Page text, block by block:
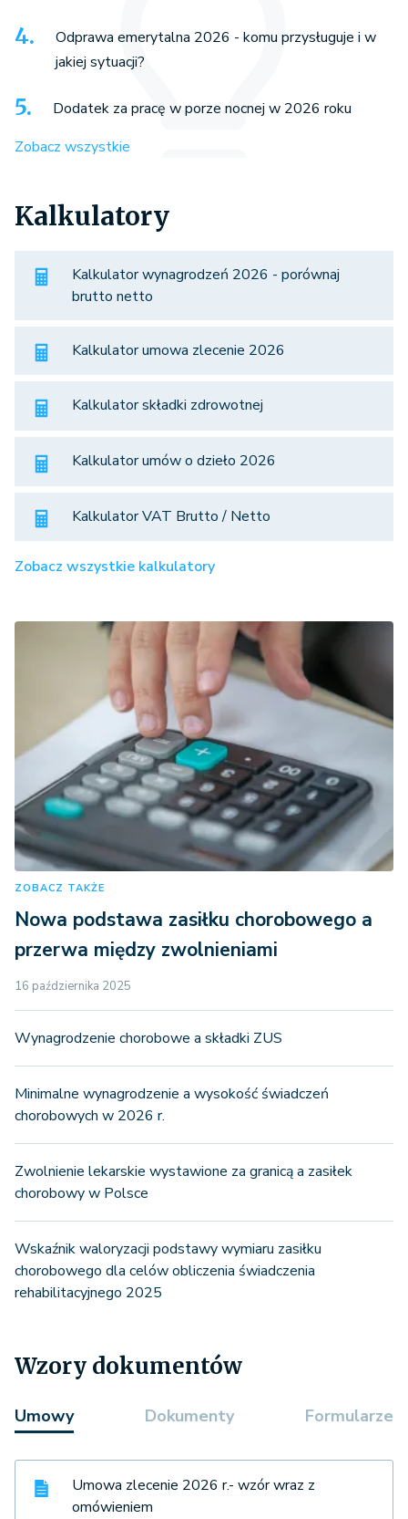
Odprawa emerytalna 2026 - komu przysługuje i w
jakiej sytuacji?
Dodatek za pracę w porze nocnej w 2026 roku
Zobacz wszystkie
Kalkulatory
Kalkulator wynagrodzeń 2026 - porównaj
brutto netto
Kalkulator umowa zlecenie 2026
Kalkulator składki zdrowotnej
Kalkulator umów o dzieło 2026
Kalkulator VAT Brutto / Netto
Zobacz wszystkie kalkulatory
ZOBACZ TAKŻE
Nowa podstawa zasiłku chorobowego a
przerwa między zwolnieniami
16 października 2025
Wynagrodzenie chorobowe a składki ZUS
Minimalne wynagrodzenie a wysokość świadczeń
chorobowych w 2026 r.
Zwolnienie lekarskie wystawione za granicą a zasiłek
chorobowy w Polsce
Wskaźnik waloryzacji podstawy wymiaru zasiłku
chorobowego dla celów obliczenia świadczenia
rehabilitacyjnego 2025
Wzory dokumentów
Umowy Dokumenty Formularze
Umowa zlecenie 2026 r.- wzór wraz z
omówieniem